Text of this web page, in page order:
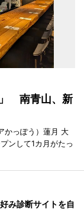
」 南青山、新
かっぽう）蓮月 大
ンして1カ月がたっ
み診断サイトを自